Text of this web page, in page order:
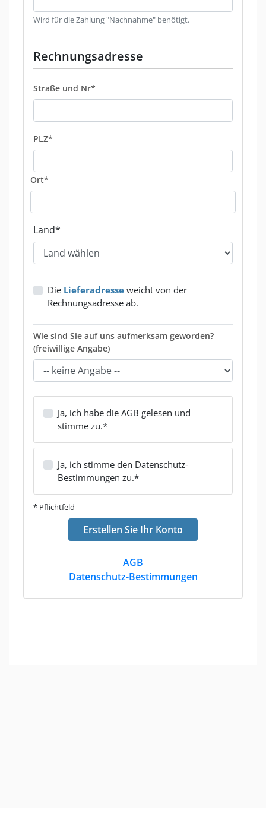
Wird für die Zahlung "Nachnahme" benötigt.
Rechnungsadresse
Straße und Nr*
PLZ*
Ort*
Land*
Die Lieferadresse weicht von der
Rechnungsadresse ab.
Wie sind Sie auf uns aufmerksam geworden?
(freiwillige Angabe)
Ja, ich habe die AGB gelesen und
stimme zu.*
Ja, ich stimme den Datenschutz-
Bestimmungen zu.*
* Pflichtfeld
AGB
Datenschutz-Bestimmungen